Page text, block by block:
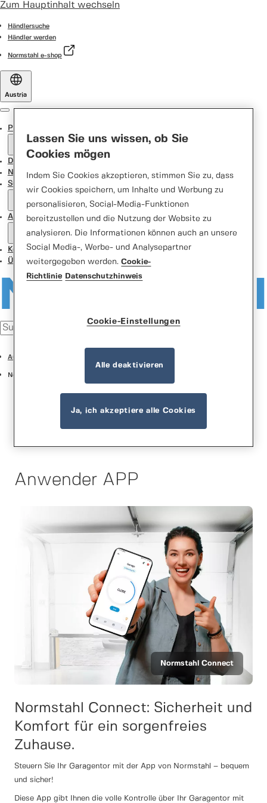
Zum Hauptinhalt wechseln
Händlersuche
Händler werden
Normstahl e-shop
Austria
Produkte
Door Designer
News
Support Center
Aktionen
Kontakt
Über uns
Automation
Normstahl Connect
Anwender APP
Normstahl Connect: Sicherheit und
Komfort für ein sorgenfreies
Zuhause.
Steuern Sie Ihr Garagentor mit der App von Normstahl – bequem
und sicher!
Diese App gibt Ihnen die volle Kontrolle über Ihr Garagentor mit
Normstahl Connect
Lassen Sie uns wissen, ob Sie
Cookies mögen
Indem Sie Cookies akzeptieren, stimmen Sie zu, dass
wir Cookies speichern, um Inhalte und Werbung zu
personalisieren, Social-Media-Funktionen
bereitzustellen und die Nutzung der Website zu
analysieren. Die Informationen können auch an unsere
Social Media-, Werbe- und Analysepartner
weitergegeben werden.Cookie-
Richtlinie
Datenschutzhinweis
Cookie-Einstellungen
Alle deaktivieren
Ja, ich akzeptiere alle Cookies